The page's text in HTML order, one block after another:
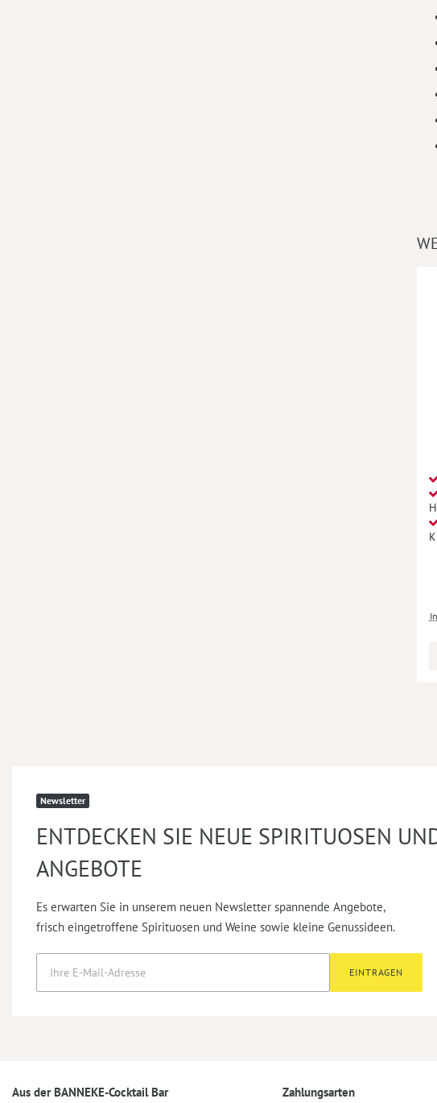
Newsletter
ENTDECKEN SIE NEUE SPIRITUOSEN
ANGEBOTE
Es erwarten Sie in unserem neuen Newsletter spannende Angebote,
frisch eingetroffene Spirituosen und Weine sowie kleine Genussideen.
EINTRAGEN
Aus der BANNEKE-Cocktail Bar Zahlungsarten